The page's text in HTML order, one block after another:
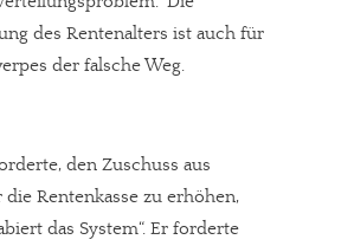
des Rentenalters ist auch für
der falsche Weg.
den Zuschuss aus
die Rentenkasse zu erhöhen,
das System“. Er forderte